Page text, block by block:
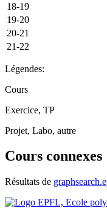
18-19
19-20
20-21
21-22
Légendes:
Cours
Exercice, TP
Projet, Labo, autre
Cours connexes
Résultats de